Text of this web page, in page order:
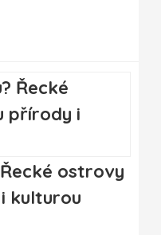
ostrovy
kulturou